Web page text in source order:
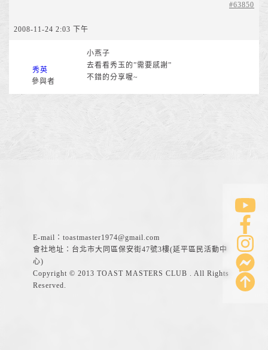
2008-11-24 2:03 下午
#63850
秀英
參與者
小燕子
去看看秀玉的”需要感謝”
不錯的分享喔~
E-mail： toastmaster1974@gmail.com
會社地址：台北市大同區保安街47號3樓(延平區民活動中
心)
Copyright © 2013 TOAST MASTERS CLUB . All Rights
Reserved.